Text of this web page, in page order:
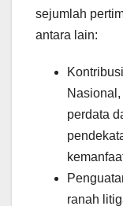
sejumlah
antara lain:
perdata
ranah